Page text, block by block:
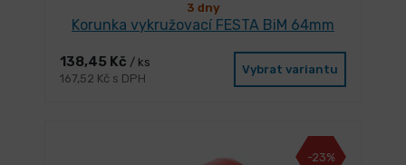
3 dny
Korunka vykružovací FESTA BiM 64mm
138,45 Kč / ks
167,52 Kč s DPH
Vybrat variantu
-23%